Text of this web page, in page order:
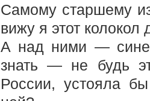
Самому старшему
вижу я этот
А над ними —
знать — не будь
России, устояла